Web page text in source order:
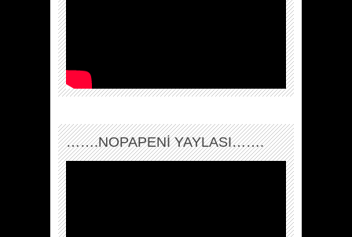
…….NOPAPENİ YAYLASI…….